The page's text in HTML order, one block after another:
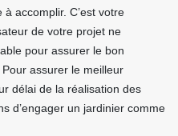
accomplir. C’est votre
de votre projet ne
pour assurer le bon
assurer le meilleur
délai de la réalisation des
d’engager un jardinier comme